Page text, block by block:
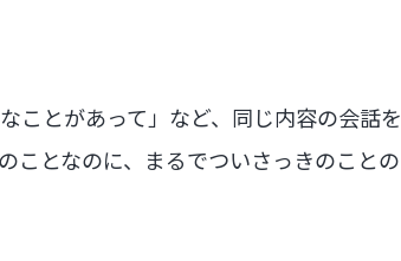
とがあって」など、同じ内容の会話を
ことなのに、まるでついさっきのことの